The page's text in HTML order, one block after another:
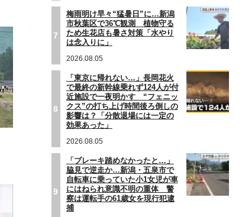
7
梅雨明け早々“猛暑日”に…新潟
市秋葉区で36℃観測 植物守る
ため生花店も暑さ対策「水やり
は念入りに」
2026.08.05
8
「東京に帰れない…」長岡花火
で最終の新幹線乗れず124人が付
近施設で一夜明かす “フェニッ
クス”の打ち上げ時間後ろ倒しの
影響は？「分散退場には一定の
効果あった」
2026.08.05
9
「ブレーキ踏めなかったと…」
脇見で逆走か…新潟・五泉市で
自転車に乗っていた小1女児が車
にはねられ意識不明の重体 警
察は運転手の61歳女を現行犯逮
捕